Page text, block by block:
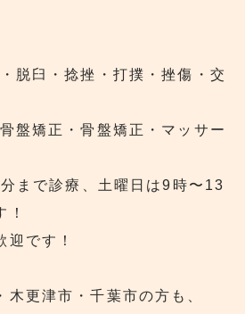
脱臼・捻挫・打撲・挫傷・交
盤矯正・骨盤矯正・マッサー
まで診療、土曜日は9時〜13
！
迎です！
更津市・千葉市の方も、